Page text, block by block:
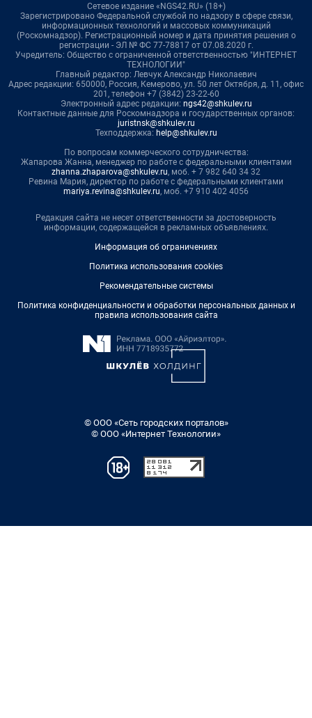
Сетевое издание «NGS42.RU» (18+)
Зарегистрировано Федеральной службой по надзору в сфере связи,
информационных технологий и массовых коммуникаций
(Роскомнадзор). Регистрационный номер и дата принятия решения о
регистрации - ЭЛ № ФС 77-78817 от 07.08.2020 г.
Учредитель: Общество с ограниченной ответственностью "ИНТЕРНЕТ
ТЕХНОЛОГИИ"
Главный редактор: Левчук Александр Николаевич
Адрес редакции: 650000, Россия, Кемерово, ул. 50 лет Октября, д. 11, офис
201, телефон +7 (3842) 23-22-60
Электронный адрес редакции: ngs42@shkulev.ru
Контактные данные для Роскомнадзора и государственных органов:
juristnsk@shkulev.ru
Техподдержка: help@shkulev.ru
По вопросам коммерческого сотрудничества:
Жапарова Жанна, менеджер по работе с федеральными клиентами
zhanna.zhaparova@shkulev.ru, моб. + 7 982 640 34 32
Ревина Мария, директор по работе с федеральными клиентами
mariya.revina@shkulev.ru, моб. +7 910 402 4056
Редакция сайта не несет ответственности за достоверность
информации, содержащейся в рекламных объявлениях.
Информация об ограничениях
Политика использования cookies
Рекомендательные системы
Политика конфиденциальности и обработки персональных данных и
правила использования сайта
© ООО «Сеть городских порталов»
© ООО «Интернет Технологии»